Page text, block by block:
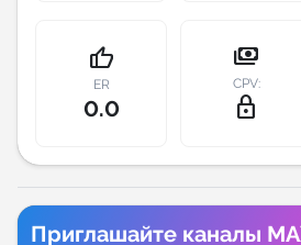
thumb_up
ER
0.0
payments
CPV:
lock_outline
Приглашайте каналы